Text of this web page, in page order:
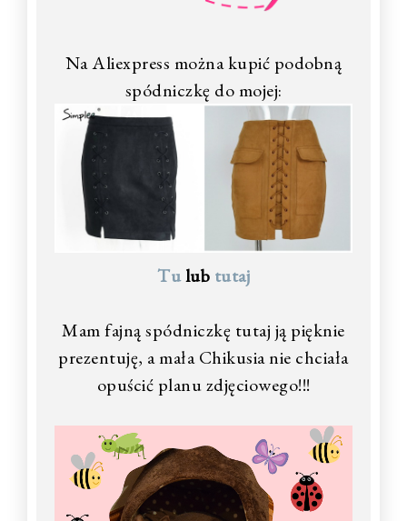
Na Aliexpress można kupić podobną
spódniczkę do mojej:
Tulub tutaj
Mam fajną spódniczkę tutaj ją pięknie
prezentuję, a mała Chikusia nie chciała
opuścić planu zdjęciowego!!!